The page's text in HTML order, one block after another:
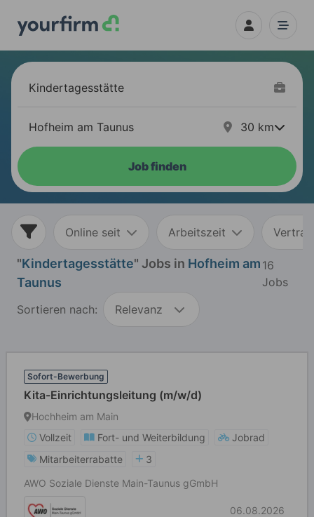
30 km
Job finden
Online seit Arbeitszeit
"Kindertagesstätte" Jobs in Hofheim am
Taunus
16
Jobs
Sortieren nach:
Relevanz
Sofort-Bewerbung
Kita-Einrichtungsleitung (m/w/d)
Hochheim am Main
Vollzeit
Fort- und Weiterbildung
Jobrad
Mitarbeiterrabatte
3
AWO Soziale Dienste Main-Taunus gGmbH
06.08.2026